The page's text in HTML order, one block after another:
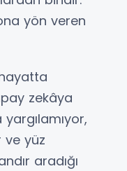
yön veren
zekâya
yüz
aradığı